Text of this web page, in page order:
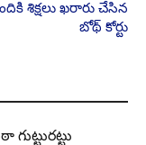
శిక్షలు ఖరారు చేసిన
బోథ్ కోర్టు